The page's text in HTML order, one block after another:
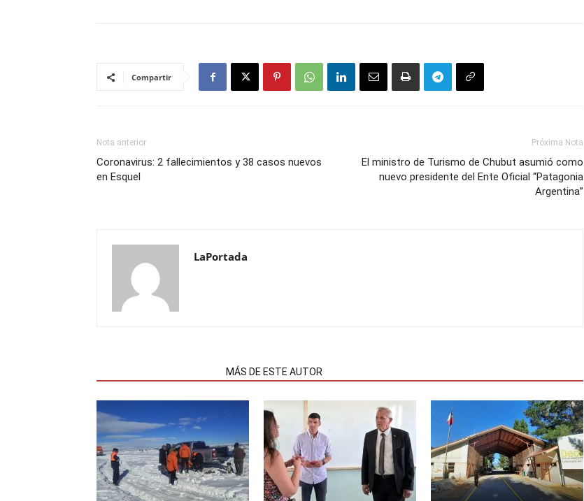
Compartir
Nota anterior
Coronavirus: 2 fallecimientos y 38 casos nuevos
en Esquel
Próxima Nota
El ministro de Turismo de Chubut asumió como
nuevo presidente del Ente Oficial “Patagonia
Argentina”
LaPortada
MÁS DE ESTE AUTOR